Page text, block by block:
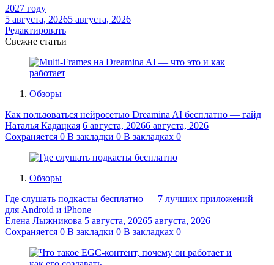
2027 году
5 августа, 20265 августа, 2026
Редактировать
Свежие статьи
Обзоры
Как пользоваться нейросетью Dreamina AI бесплатно — гайд
Наталья Кадацкая 6 августа, 20266 августа, 2026
Сохраняется 0 В закладки 0 В закладках 0
Обзоры
Где слушать подкасты бесплатно — 7 лучших приложений
для Android и iPhone
Елена Лыжникова 5 августа, 20265 августа, 2026
Сохраняется 0 В закладки 0 В закладках 0